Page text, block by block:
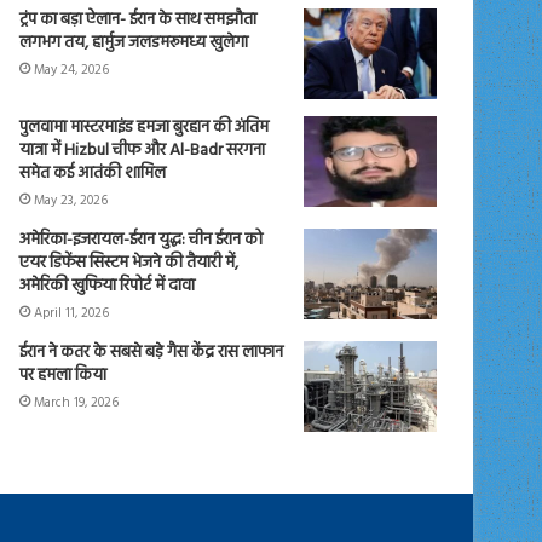
ट्रंप का बड़ा ऐलान- ईरान के साथ समझौता
लगभग तय, हार्मुज जलडमरूमध्य खुलेगा
May 24, 2026
पुलवामा मास्टरमाइंड हमजा बुरहान की अंतिम
यात्रा में Hizbul चीफ और Al-Badr सरगना
समेत कई आतंकी शामिल
May 23, 2026
अमेरिका-इजरायल-ईरान युद्ध: चीन ईरान को
एयर डिफेंस सिस्टम भेजने की तैयारी में,
अमेरिकी खुफिया रिपोर्ट में दावा
April 11, 2026
ईरान ने कतर के सबसे बड़े गैस केंद्र रास लाफान
पर हमला किया
March 19, 2026